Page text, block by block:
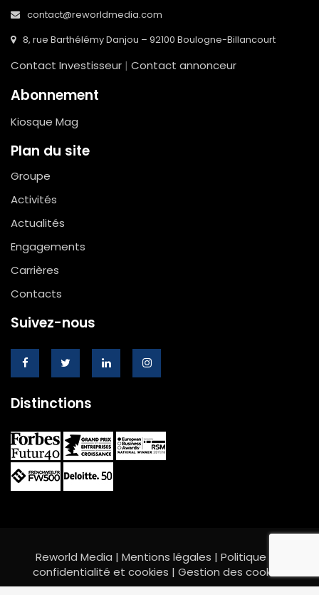
contact@reworldmedia.com
8, rue Barthélémy Danjou – 92100 Boulogne-Billancourt
Contact Investisseur | Contact annonceur
Abonnement
Kiosque Mag
Plan du site
Groupe
Activités
Actualités
Engagements
Carrières
Contacts
Suivez-nous
Distinctions
Reworld Media | Mentions légales | Politique de
confidentialité et cookies | Gestion des cookies